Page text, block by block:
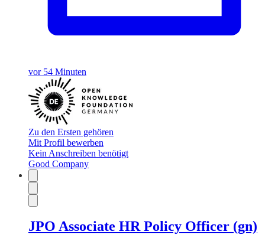
vor 54 Minuten
Zu den Ersten gehören
Mit Profil bewerben
Kein Anschreiben benötigt
Good Company
JPO Associate HR Policy Officer (gn)